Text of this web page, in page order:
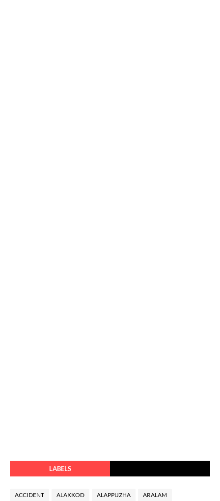
LABELS
ACCIDENT ALAKKOD ALAPPUZHA ARALAM